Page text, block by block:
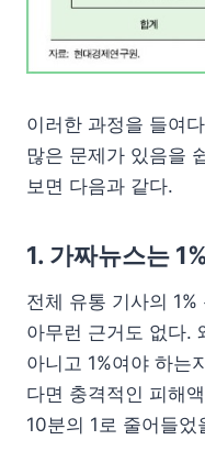
이러한 과정을 들여
많은 문제가 있음을
보면 다음과 같다.
1. 가짜뉴스는
전체 유통 기사의
아무런 근거도 없다.
아니고 1%여야 하는
다면 충격적인 피해
10분의 1로 줄어들었